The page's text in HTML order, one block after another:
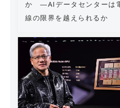
か ―AIデータセンターは
線の限界を越えられるか